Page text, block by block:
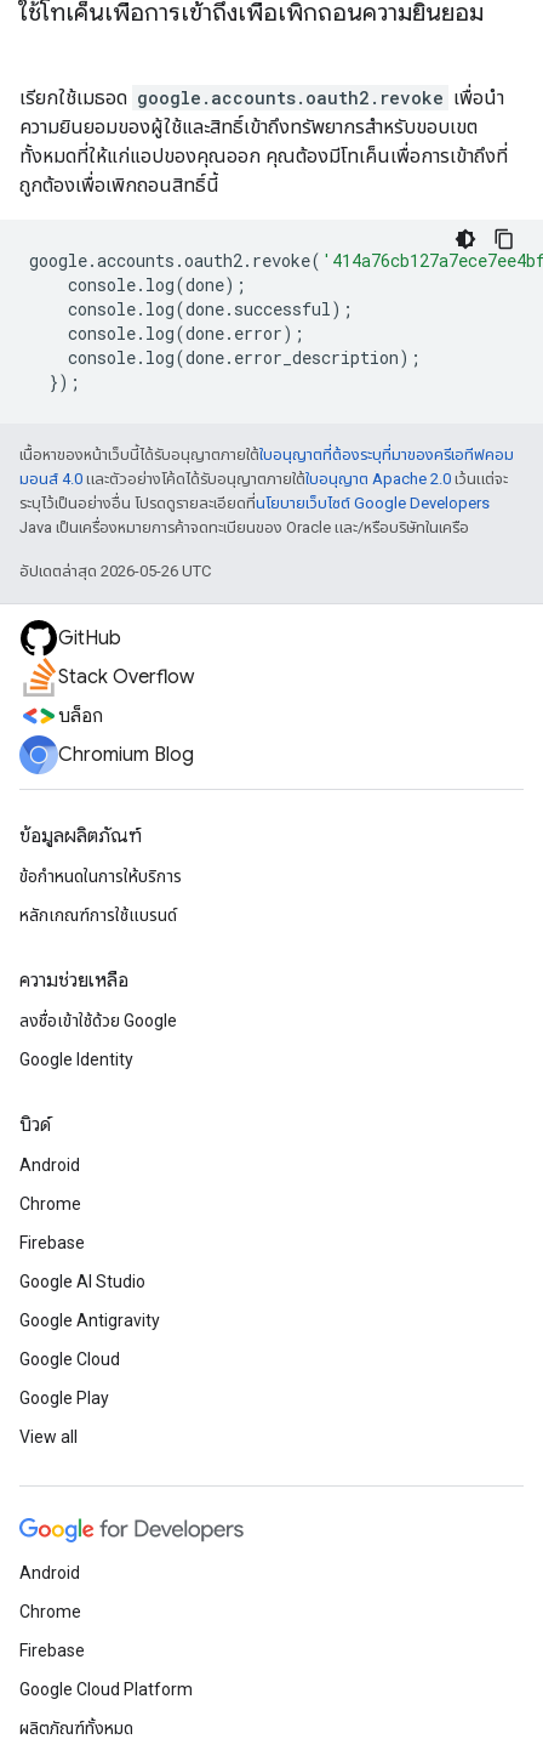
ใช้โทเค็นเพื่อการเข้าถึงเพื่อเพิกถอนความยินยอม
เรียกใช้เมธอด google.accounts.oauth2.revoke เพื่อนำ
ความยินยอมของผู้ใช้และสิทธิ์เข้าถึงทรัพยากรสำหรับขอบเขต
ทั้งหมดที่ให้แก่แอปของคุณออก คุณต้องมีโทเค็นเพื่อการเข้าถึงที่
ถูกต้องเพื่อเพิกถอนสิทธิ์นี้
google.accounts .oauth2. revoke(
console. log(done);
console. log(done. successful);
console. log(done. error);
console. log(done. error_description);
});
เนื้อหาของหน้าเว็บนี้ได้รับอนุญาตภายใต้ใบอนุญาตที่ต้องระบุที่มาของครีเอทีฟคอม
มอนส์ 4.0 และตัวอย่างโค้ดได้รับอนุญาตภายใต้ใบอนุญาต Apache 2.0 เว้นแต่จะ
ระบุไว้เป็นอย่างอื่น โปรดดูรายละเอียดที่นโยบายเว็บไซต์ Google Developers
Java เป็นเครื่องหมายการค้าจดทะเบียนของ Oracle และ/หรือบริษัทในเครือ
อัปเดตล่าสุด 2026-05-26 UTC
GitHub
Stack Overflow
บล็อก
Chromium Blog
ข้อมูลผลิตภัณฑ์
ข้อกำหนดในการให้บริการ
หลักเกณฑ์การใช้แบรนด์
ความช่วยเหลือ
ลงชื่อเข้าใช้ด้วย Google
Google Identity
บิวด์
Android
Chrome
Firebase
Google AI Studio
Google Antigravity
Google Cloud
Google Play
View all
Android
Chrome
Firebase
Google Cloud Platform
ผลิตภัณฑ์ทั้งหมด